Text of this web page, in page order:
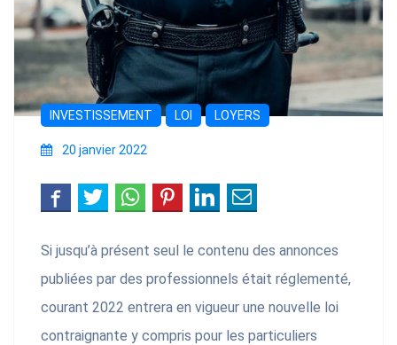
INVESTISSEMENT LOI LOYERS
20 janvier 2022
Si jusqu’à présent seul le contenu des annonces
publiées par des professionnels était réglementé,
courant 2022 entrera en vigueur une nouvelle loi
contraignante y compris pour les particuliers